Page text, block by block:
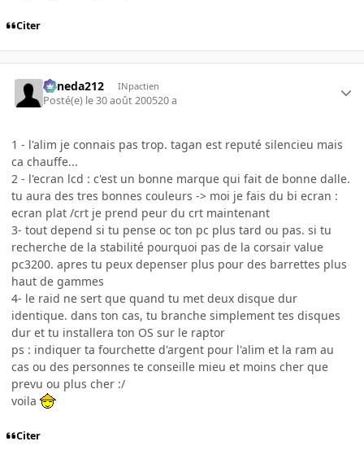
Citer
keneda212 INpactien
Posté(e) le 30 août 200520 a
1 - l'alim je connais pas trop. tagan est reputé silencieu mais
ca chauffe...
2 - l'ecran lcd : c'est un bonne marque qui fait de bonne dalle.
tu aura des tres bonnes couleurs -> moi je fais du bi ecran :
ecran plat /crt je prend peur du crt maintenant
3- tout depend si tu pense oc ton pc plus tard ou pas. si tu
recherche de la stabilité pourquoi pas de la corsair value
pc3200. apres tu peux depenser plus pour des barrettes plus
haut de gammes
4- le raid ne sert que quand tu met deux disque dur
identique. dans ton cas, tu branche simplement tes disques
dur et tu installera ton OS sur le raptor
ps : indiquer ta fourchette d'argent pour l'alim et la ram au
cas ou des personnes te conseille mieu et moins cher que
prevu ou plus cher :/
voila
Citer